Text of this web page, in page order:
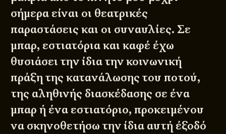
σήμερα είναι οι θεατρικές
παραστάσεις και οι συναυλίες. Σε
μπαρ, εστιατόρια και καφέ έχω
θυσιάσει την ίδια την κοινωνική
πράξη της κατανάλωσης του ποτού,
της αληθινής διασκέδασης σε ένα
μπαρ ή ένα εστιατόριο, προκειμένου
να σκηνοθετήσω την ίδια αυτή έξοδό